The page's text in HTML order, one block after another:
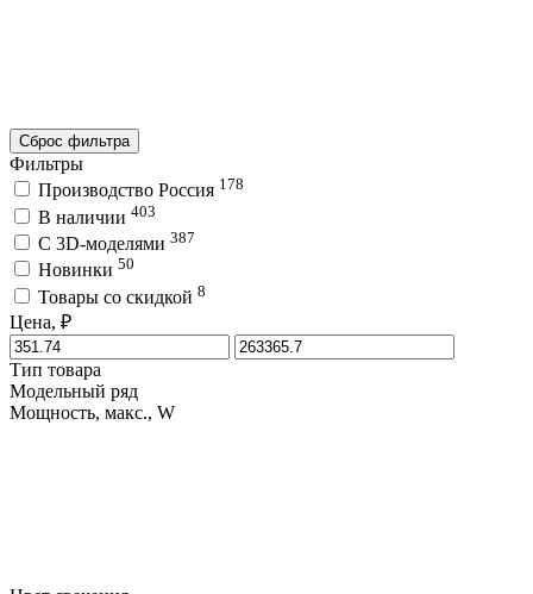
Сброс фильтра
Фильтры
Производство Россия 178
В наличии 403
C 3D-моделями 387
Новинки 50
Товары со скидкой 8
Цена, ₽
Тип товара
Модельный ряд
Мощность, макс., W